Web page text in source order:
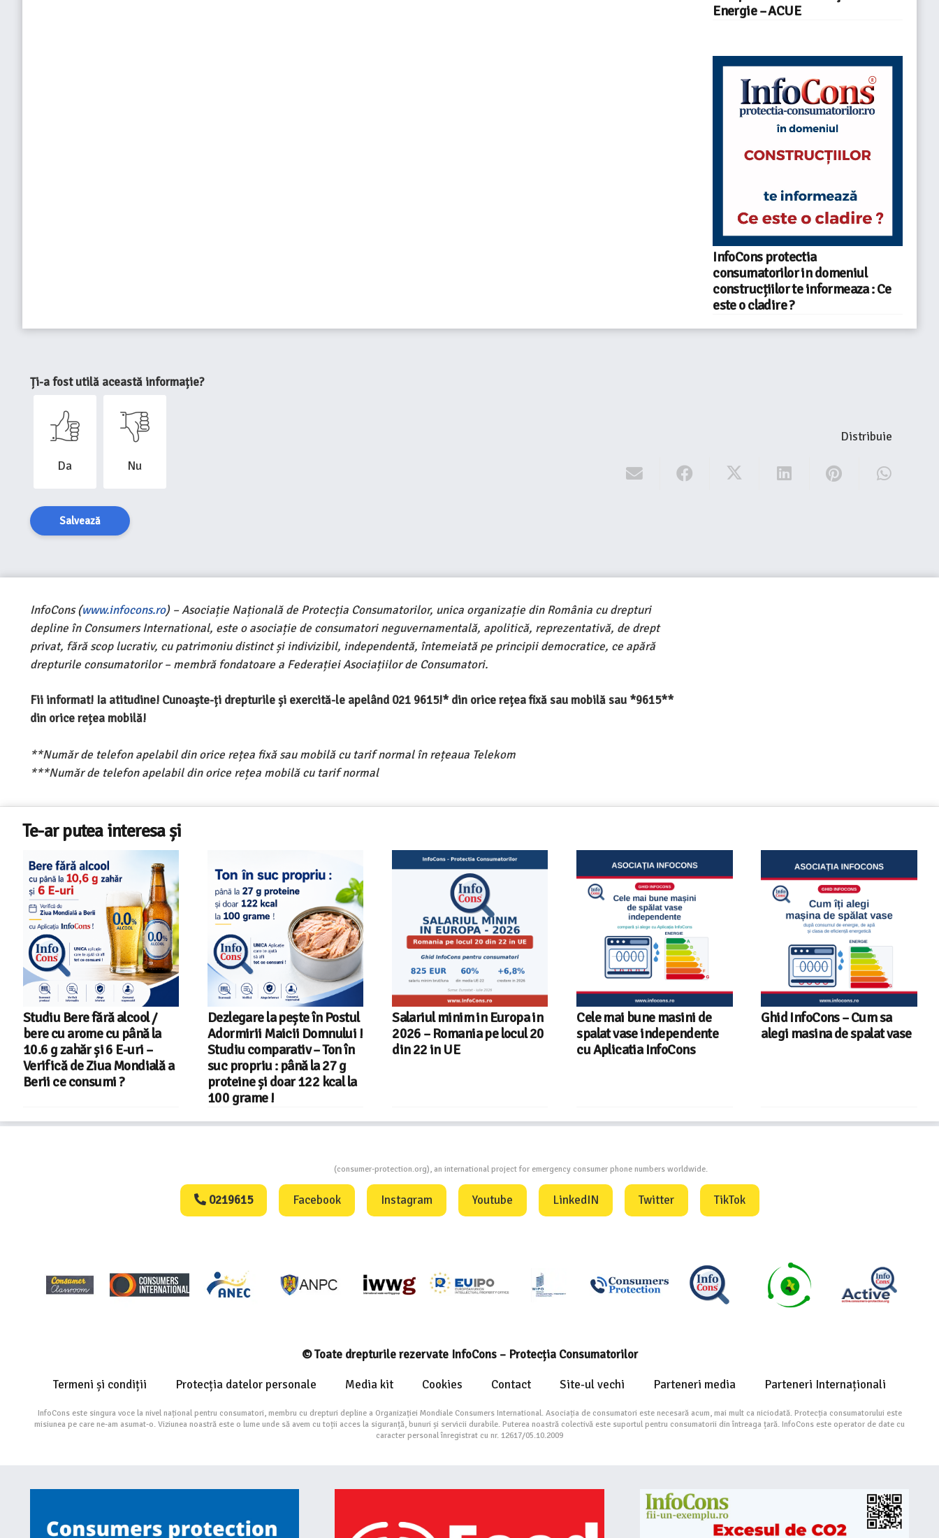
Energie – ACUE
InfoCons protectia
consumatorilor in domeniul
construcțiilor te informeaza : Ce
este o cladire ?
Ți-a fost utilă această informație?
Da Nu
Salvează
Distribuie
InfoCons (www.infocons.ro) – Asociație Națională de Protecția Consumatorilor, unica organizație din România cu drepturi
depline în Consumers International, este o asociație de consumatori neguvernamentală, apolitică, reprezentativă, de drept
privat, fără scop lucrativ, cu patrimoniu distinct și indivizibil, independentă, întemeiată pe principii democratice, ce apără
drepturile consumatorilor – membră fondatoare a Federației Asociațiilor de Consumatori.
Fii informat! Ia atitudine! Cunoaște-ți drepturile și exercită-le apelând 021 9615!* din orice rețea fixă sau mobilă sau *9615**
din orice rețea mobilă!
**Număr de telefon apelabil din orice rețea fixă sau mobilă cu tarif normal în rețeaua Telekom
***Număr de telefon apelabil din orice rețea mobilă cu tarif normal
Te-ar putea interesa și
Dezlegare la pește în Postul
Adormirii Maicii Domnului !
Studiu comparativ – Ton în
suc propriu : până la 27 g
proteine și doar 122 kcal la
Salariul minim in Europa in
2026 – Romania pe locul 20
din 22 in UE
Cele mai bune masini de
spalat vase independente
cu Aplicatia InfoCons
Ghid InfoCons – Cum sa
alegi masina de spalat vase
Sunetul la televizor- 8
sfaturi utile ca să auzi clar
(consumer-protection.org), an international project for emergency consumer phone numbers worldwide.
0219615 Facebook Instagram Youtube LinkedIN Twitter TikTok
© Toate drepturile rezervate InfoCons – Protecția Consumatorilor
Termeni și condiții Protecția datelor personale Media kit Cookies Contact Site-ul vechi Parteneri media Parteneri Internaționali
InfoCons este singura voce la nivel național pentru consumatori, membru cu drepturi depline a Organizației Mondiale Consumers International. Asociația de consumatori este necesară acum, mai mult ca niciodată. Protecția consumatorului este
misiunea pe care ne-am asumat-o. Viziunea noastră este o lume unde să avem cu toții acces la siguranță, bunuri și servicii durabile. Puterea noastră colectivă este suportul pentru consumatorii din întreaga țară. InfoCons este operator de date cu
caracter personal înregistrat cu nr. 12617/05.10.2009